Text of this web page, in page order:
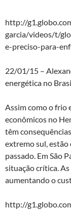
http://
garcia/videos/t/
e-preciso-para-
22/01/15 –
energética no
Assim como o frio
econômicos no
têm
extremo sul, estão
passado. Em São
situação crítica.
aumentando o
http://